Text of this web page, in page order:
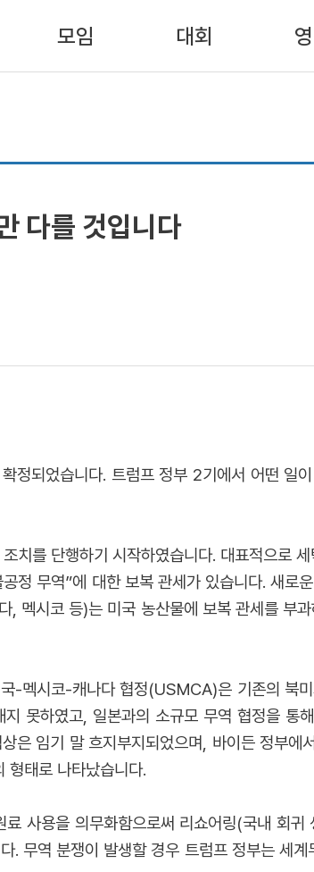
모임 대회
다를 것입니다
되었습니다. 트럼프 정부 2기에서 어떤 일
치를 단행하기 시작하였습니다. 대표적으로
정 무역”에 대한 보복 관세가 있습니다. 새
, 멕시코 등)는 미국 농산물에 보복 관세를
-멕시코-캐나다 협정(USMCA)은 기존의 북
못하였고, 일본과의 소규모 무역 협정을
은 임기 말 흐지부지되었으며, 바이든 정부
형태로 나타났습니다.
사용을 의무화함으로써 리쇼어링(국내 회
. 무역 분쟁이 발생할 경우 트럼프 정부는 세